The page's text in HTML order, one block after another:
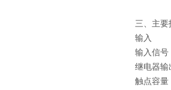
三、主
输入
输入信号
继电器输
触点容量